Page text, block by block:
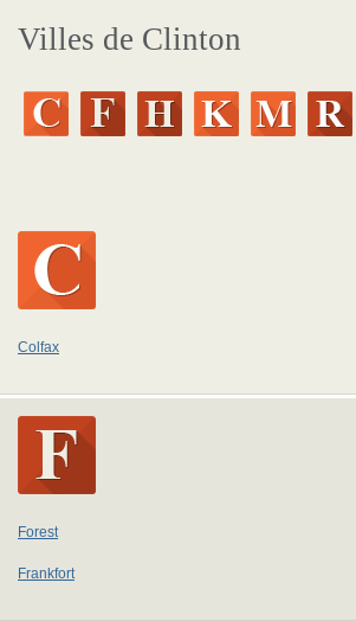
Villes de Clinton
Colfax
Forest
Frankfort